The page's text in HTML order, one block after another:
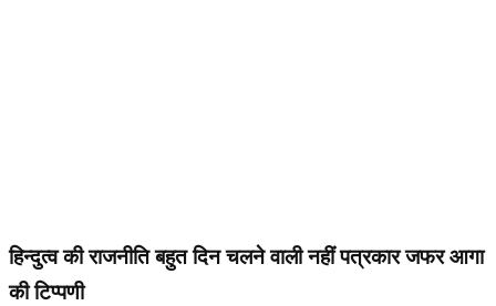
हिन्दुत्व की राजनीति बहुत दिन चलने वाली नहीं पत्रकार जफर आगा
की टिप्पणी